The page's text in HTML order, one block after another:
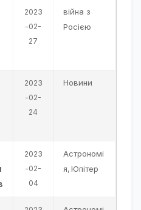
2023
-02-
27
війна з
Росією
2023
-02-
24
Новини
2023
-02-
04
Астрономі
я, Юпітер